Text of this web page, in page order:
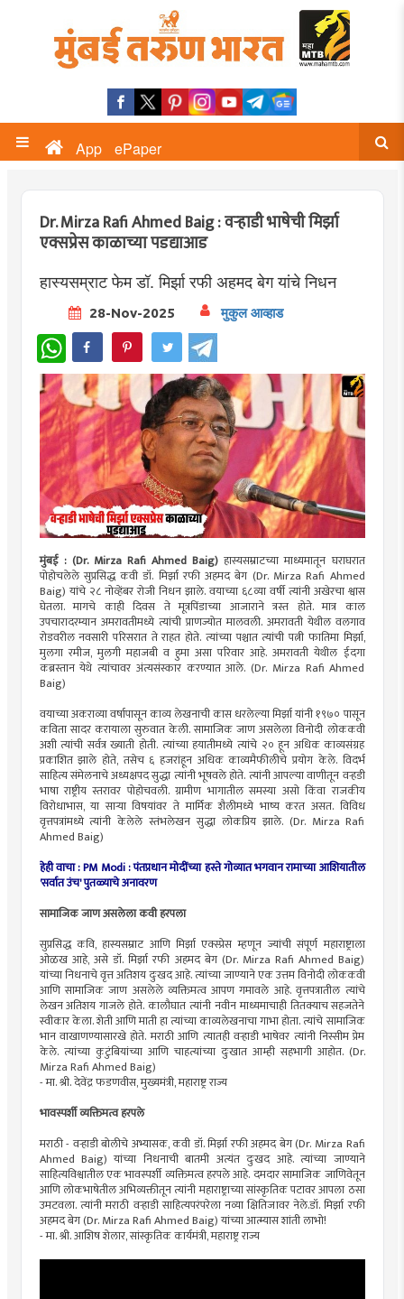
App ePaper
Dr. Mirza Rafi Ahmed Baig : वऱ्हाडी भाषेची मिर्झा
एक्सप्रेस काळाच्या पडद्याआड
हास्यसम्राट फेम डॉ. मिर्झा रफी अहमद बेग यांचे निधन
28-Nov-2025 मुकुल आव्हाड
WhatsApp
मुंबई : (Dr. Mirza Rafi Ahmed Baig) हास्यसम्राटच्या माध्यमातून घराघरात
पोहोचलेले सुप्रसिद्ध कवी डॉ. मिर्झा रफी अहमद बेग (Dr. Mirza Rafi Ahmed
Baig) यांचे २८ नोव्हेंबर रोजी निधन झाले. वयाच्या ६८व्या वर्षी त्यांनी अखेरचा श्वास
घेतला. मागचे काही दिवस ते मूत्रपिंडाच्या आजाराने त्रस्त होते. मात्र काल
उपचारादरम्यान अमरावतीमध्ये त्यांची प्राणज्योत मालवली. अमरावती येथील वलगाव
रोडवरील नवसारी परिसरात ते राहत होते. त्यांच्या पश्चात त्यांची पत्नी फातिमा मिर्झा,
मुलगा रमीज, मुलगी महाजबी व हुमा असा परिवार आहे. अमरावती येथील ईदगा
कब्रस्तान येथे त्यांचावर अंत्यसंस्कार करण्यात आले. (Dr. Mirza Rafi Ahmed
Baig)
वयाच्या अकराव्या वर्षापासून काव्य लेखनाची कास धरलेल्या मिर्झा यांनी १९७० पासून
कविता सादर करायाला सुरुवात केली. सामाजिक जाण असलेला विनोदी लोककवी
अशी त्यांची सर्वत्र ख्याती होती. त्यांच्या हयातीमध्ये त्यांचे २० हून अधिक काव्यसंग्रह
प्रकाशित झाले होते, तसेच ६ हजरांहून अधिक काव्यमैफीलीचे प्रयोग केले. विदर्भ
साहित्य संमेलनाचे अध्यक्षपद सुद्धा त्यांनी भूषवले होते. त्यांनी आपल्या वाणीतून वऱ्हडी
भाषा राष्ट्रीय स्तरावर पोहोचवली. ग्रामीण भागातील समस्या असो किंवा राजकीय
विरोधाभास, या साऱ्या विषयांवर ते मार्मिक शैलीमध्ये भाष्य करत असत. विविध
वृत्तपत्रांमध्ये त्यांनी केलेले स्तंभलेखन सुद्धा लोकप्रिय झाले. (Dr. Mirza Rafi
Ahmed Baig)
हेही वाचा :PM Modi : पंतप्रधान मोदींच्या हस्ते गोव्यात भगवान रामाच्या आशियातील
'सर्वात उंच' पुतळ्याचे अनावरण
सामाजिक जाण असलेला कवी हरपला
सुप्रसिद्ध कवि, हास्यसम्राट आणि मिर्झा एक्स्प्रेस म्हणून ज्यांची संपूर्ण महाराष्ट्राला
ओळख आहे, असे डॉ. मिर्झा रफी अहमद बेग (Dr. Mirza Rafi Ahmed Baig)
यांच्या निधनाचे वृत्त अतिशय दुःखद आहे. त्यांच्या जाण्याने एक उत्तम विनोदी लोककवी
आणि सामाजिक जाण असलेले व्यक्तिमत्व आपण गमावले आहे. वृत्तपत्रातील त्यांचे
लेखन अतिशय गाजले होते. कालौघात त्यांनी नवीन माध्यमाचाही तितक्याच सहजतेने
स्वीकार केला. शेती आणि माती हा त्यांच्या काव्यलेखनाचा गाभा होता. त्यांचे सामाजिक
भान वाखाणण्यासारखे होते. मराठी आणि त्यातही वऱ्हाडी भाषेवर त्यांनी निस्सीम प्रेम
केले. त्यांच्या कुटुंबियांच्या आणि चाहत्यांच्या दुःखात आम्ही सहभागी आहोत. (Dr.
Mirza Rafi Ahmed Baig)
- मा. श्री. देवेंद्र फडणवीस, मुख्यमंत्री, महाराष्ट्र राज्य
भावस्पर्शी व्यक्तिमत्व हरपले
मराठी - वऱ्हाडी बोलीचे अभ्यासक, कवी डॉ. मिर्झा रफी अहमद बेग (Dr. Mirza Rafi
Ahmed Baig) यांच्या निधनाची बातमी अत्यंत दुःखद आहे. त्यांच्या जाण्याने
साहित्यविश्वातील एक भावस्पर्शी व्यक्तिमत्व हरपले आहे. दमदार सामाजिक जाणिवेतून
आणि लोकभाषेतील अभिव्यक्तीतून त्यांनी महाराष्ट्राच्या सांस्कृतिक पटावर आपला ठसा
उमटवला. त्यांनी मराठी वऱ्हाडी साहित्यपरंपरेला नव्या क्षितिजावर नेले.डॉ. मिर्झा रफी
अहमद बेग (Dr. Mirza Rafi Ahmed Baig) यांच्या आत्म्यास शांती लाभो!
- मा. श्री. आशिष शेलार, सांस्कृतिक कार्यमंत्री, महाराष्ट्र राज्य